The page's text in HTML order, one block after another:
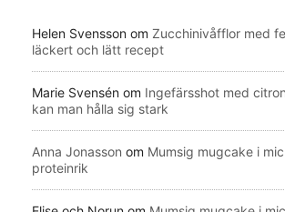
Helen Svensson om Zucchinivåfflor med
läckert och lätt recept
Marie Svensén om Ingefärsshot med
kan man hålla sig stark
Anna Jonasson om Mumsig mugcake i
proteinrik